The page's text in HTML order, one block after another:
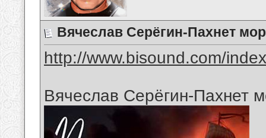
Вячеслав Серёгин-Пахнет
http://www.bisound.com/
Вячеслав Серёгин-Пахнет